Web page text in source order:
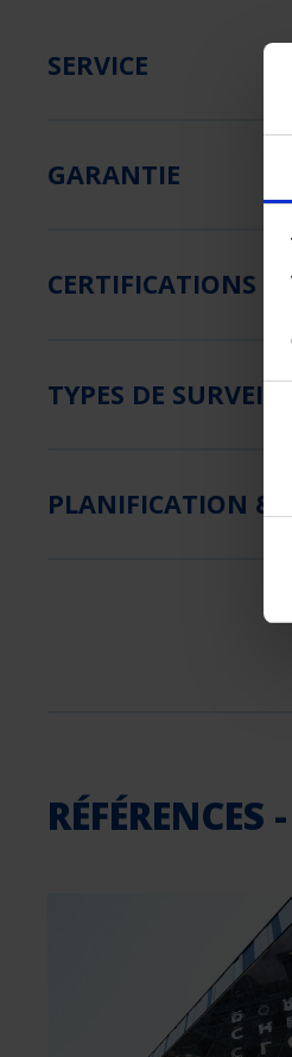
SERVICE
GARANTIE
CERTIFICATIONS
TYPES DE
PLANIFICATION &